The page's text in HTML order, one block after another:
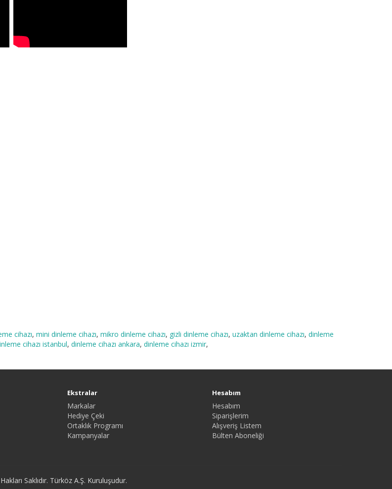
cihazı, mini dinleme cihazı, mikro dinleme cihazı, gizli dinleme cihazı, uzaktan dinleme cihazı, dinleme
cihazı istanbul, dinleme cihazı ankara, dinleme cihazı izmir,
Ekstralar
Markalar
Hediye Çeki
Ortaklık Programı
Kampanyalar
Hesabım
Hesabım
Siparişlerim
Alışveriş Listem
Bülten Aboneliği
Saklıdır. Türköz A.Ş. Kuruluşudur.